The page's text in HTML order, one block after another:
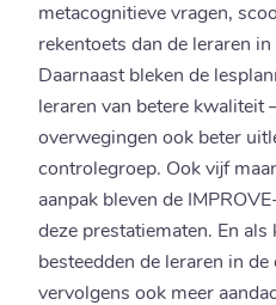
metacognitieve vragen,
rekentoets dan de leraren
Daarnaast bleken de
leraren van betere kwaliteit
overwegingen ook beter
controlegroep. Ook vijf
aanpak bleven de
deze prestatiematen. En als
besteedden de leraren in
vervolgens ook meer